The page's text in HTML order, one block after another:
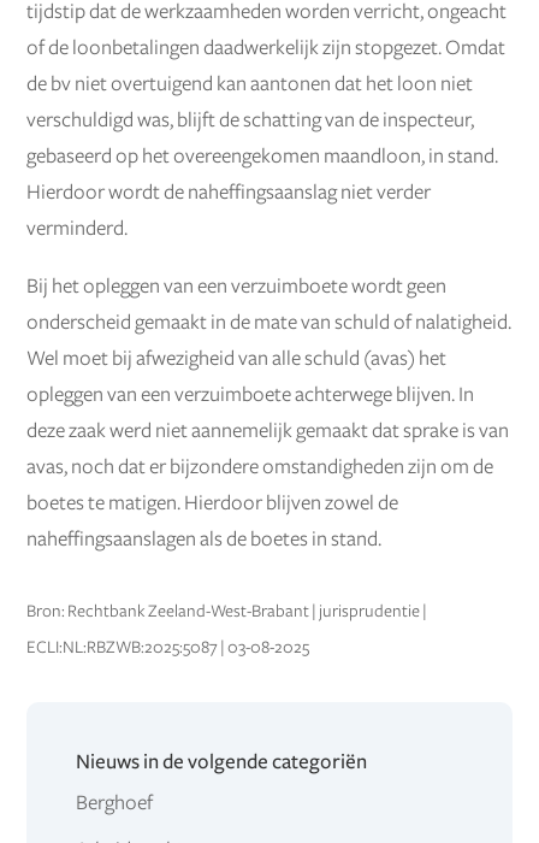
tijdstip dat de werkzaamheden worden verricht, ongeacht
of de loonbetalingen daadwerkelijk zijn stopgezet. Omdat
de bv niet overtuigend kan aantonen dat het loon niet
verschuldigd was, blijft de schatting van de inspecteur,
gebaseerd op het overeengekomen maandloon, in stand.
Hierdoor wordt de naheffingsaanslag niet verder
verminderd.
Bij het opleggen van een verzuimboete wordt geen
onderscheid gemaakt in de mate van schuld of nalatigheid.
Wel moet bij afwezigheid van alle schuld (avas) het
opleggen van een verzuimboete achterwege blijven. In
deze zaak werd niet aannemelijk gemaakt dat sprake is van
avas, noch dat er bijzondere omstandigheden zijn om de
boetes te matigen. Hierdoor blijven zowel de
naheffingsaanslagen als de boetes in stand.
Bron: Rechtbank Zeeland-West-Brabant | jurisprudentie |
ECLI:NL:RBZWB:2025:5087 | 03-08-2025
Nieuws in de volgende categoriën
Berghoef